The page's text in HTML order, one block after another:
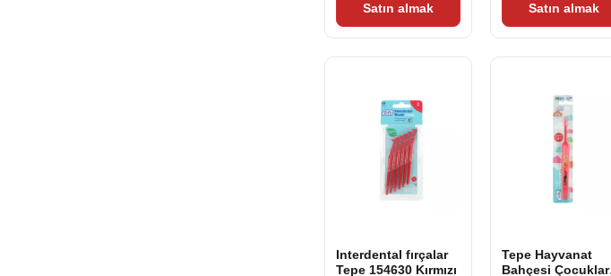
Satın almak Satın almak
Interdental fırçalar
Tepe 154630 Kırmızı
Tepe Hayvanat
Bahçesi Çocuklar